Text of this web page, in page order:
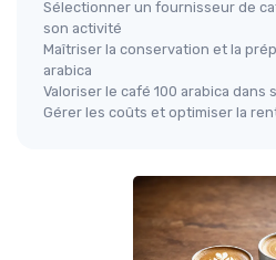
Sélectionner un fournisseur de
son activité
Maîtriser la conservation et la
arabica
Valoriser le café 100 arabica dans
Gérer les coûts et optimiser la